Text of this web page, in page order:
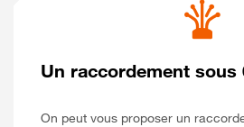
Un raccordement sous
On peut vous proposer un